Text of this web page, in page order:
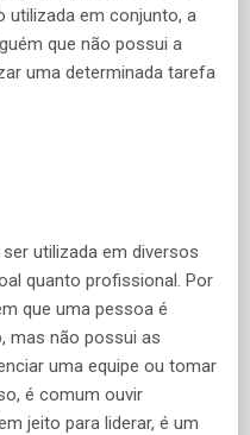
utilizada em conjunto, a
que não possui a
uma determinada tarefa
utilizada em diversos
quanto profissional. Por
que uma pessoa é
mas não possui as
uma equipe ou tomar
é comum ouvir
jeito para liderar, é um